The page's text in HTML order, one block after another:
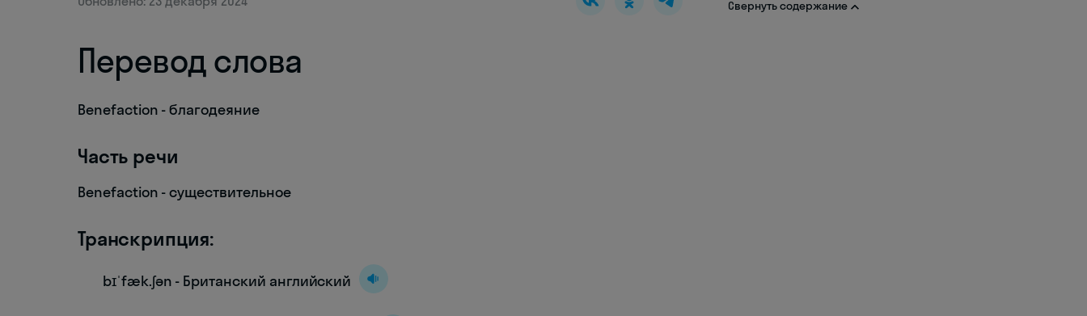
Перевод слова
Benefaction - благодеяние
Часть речи
Benefaction - существительное
Транскрипция:
bɪˈfæk.ʃən - Британский английский
Свернуть содержание